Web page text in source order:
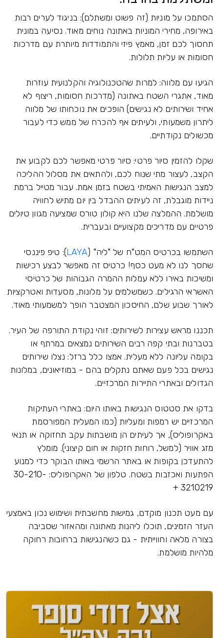
הסתמכו על מוניות (זה פשוט ומשתלם): בניגוד לערים רבות
באירופה, מחירי המוניות באתונה נוחים מאוד. נסיעה במונית
תחסוך לכם זמן, מאמץ פיזי והתמודדות מיותרת עם מדרכות
חסומות או עליות תלולות.
הגיעו עם מלווה: למרות שהטכנולוגיה והקלנועית עוזרות
מאוד, אתגרי השטח באתונה (מדרכות חסומות, ריצוף לא
אחיד ושירותים לא נגישים) הופכים את נוכחותו של מלווה
ליתרון משמעותי, ולעיתים אף להכרח של ממש כדי לעבור
מכשולים נקודתיים.
שקלו להזמין סיור פרטי: סיור פרטי מאפשר לכם לקבוע את
הקצב, לעצור מתי שנוח לכם, ולהתאים את מסלול ההליכה
למצב הנגישות האמיתי בשטח בזמן אמת. עבור מטייל ברמת
ניידות מוגבלת, זה לעיתים ההבדל בין יום מתיש לחוויה
מושלמת. ההמלצה שלנו היא קולון טורס שמציעה מגוון טיולים
פרטיים עם מדריכים מקצועיים ובעברית.
השתמשו בכרטיס המט"ח של "ליה" (LAYA): טיפ פיננסי
שחסך לנו לא מעט כסף! כרטיס זה מאפשר לבצע רכישות
ומשיכות באירו ללא עמלות ההמרה הגבוהות של כרטיסי
האשראי הרגילים. כשמשלמים על מלונות, מסעדות ואטרקציות
לאורך שבוע שלם, החיסכון המצטבר הופך למשמעותי מאוד.
תכננו מראש עצירות לשירותים: זוהי נקודת התורפה של העיר.
בטברנות ובתי קפה רבים השירותים נמצאים במרתף או
בקומה עליונה ללא מעלית. אמצו כלל ברזל: נצלו שירותים
נגישים בכל פעם שאתם נתקלים בהם - במוזיאונים, במלונות
הגדולים ובאתרי התיירות המרכזיים.
בדקו את סטטוס הנגישות באותו היום: באתרי העתיקות
המרכזיים יש רמפות ומעליות (כמו המעלית המפורסמת
באקרופוליס), אך לעיתים הן מושבתות עקב תחזוקה או תנאי
מזג אוויר (למשל, רוחות חזקות או חום קיצוני). מומלץ
להתעדכן בקופות או באתר הרשמי באותו הבוקר כדי למנוע
הפתעות ואכזבות בשטח. טלפון של האקרופוליס: 30-210-
3210219 +
עם מעט תכנון מוקדם, גמישות מחשבתית ושימוש נכון באמצעי
העזר הזמינים, תוכלו ליהנות מאתונה ומהאזור שסביבה
בצורה מלאה וחווייתית - גם כשהנגישות ברחובות רחוקה
מלהיות מושלמת.